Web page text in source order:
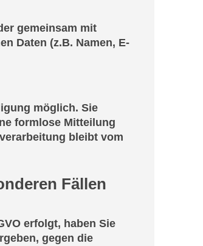
gemeinsam mit
Daten (z.B. Namen, E-
möglich. Sie
formlose Mitteilung
bleibt vom
Fällen
erfolgt, haben Sie
gegen die